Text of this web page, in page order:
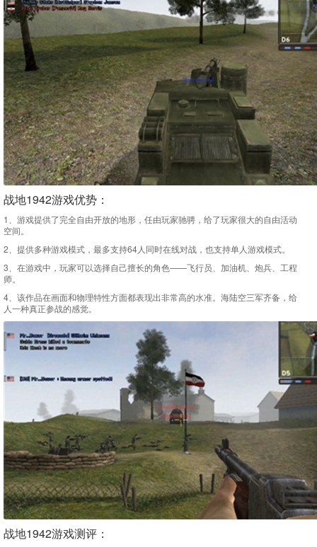
战地1942游戏优势：
1、游戏提供了完全自由开放的地形，任由玩家驰骋，给了玩家很大的自由活动
空间。
2、提供多种游戏模式，最多支持64人同时在线对战，也支持单人游戏模式。
3、在游戏中，玩家可以选择自己擅长的角色——飞行员、加油机、炮兵、工程
师。
4、该作品在画面和物理特性方面都表现出非常高的水准。海陆空三军齐备，给
人一种真正参战的感觉。
战地1942游戏测评：